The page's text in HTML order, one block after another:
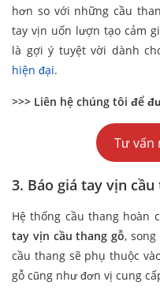
hơn so với những cầu
tay vịn uốn lượn tạo cảm
là gợi ý tuyệt vời dành
hiện đại.
>>> Liên hệ chúng tôi để
Tư vấn
3. Báo giá tay vịn cầu
Hệ thống cầu thang hoàn
tay vịn cầu thang gỗ,
cầu thang sẽ phụ thuộc
gỗ cũng như đơn vị cung